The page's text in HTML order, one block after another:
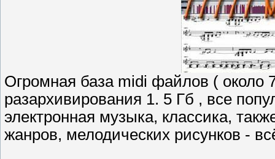
Огромная база midi файлов ( около
разархивирования 1. 5 Гб , все
электронная музыка, классика,
жанров, мелодических рисунков -